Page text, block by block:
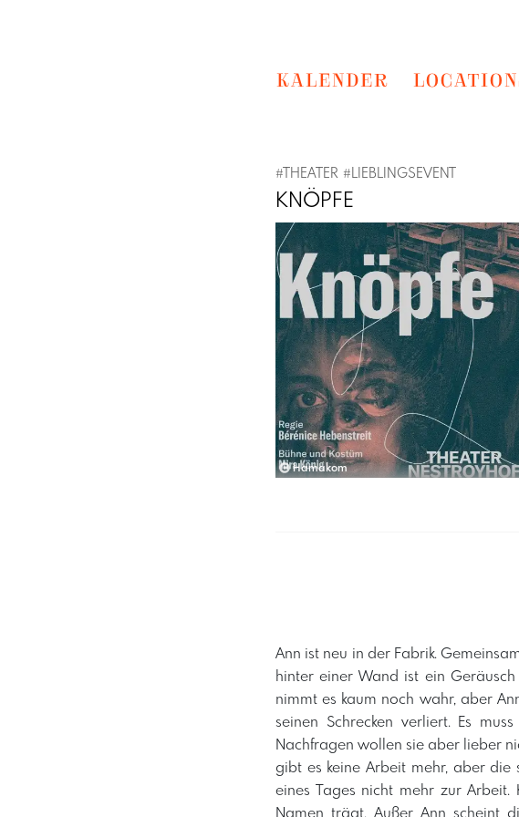
KALENDER
# THEATER #LIEBLINGSEVENT
KNÖPFE
Hamakom
Previous
Ann ist neu in der Fabrik.
hinter einer Wand ist ein
nimmt es kaum noch wahr, aber
seinen Schrecken verliert. Es
Nachfragen wollen sie aber lieber
gibt es keine Arbeit mehr, aber die
eines Tages nicht mehr zur
Namen trägt. Außer Ann scheint